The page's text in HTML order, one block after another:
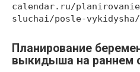
calendar.ru/
sluchai/posle-vykidysha/
Планирование
выкидыша на раннем